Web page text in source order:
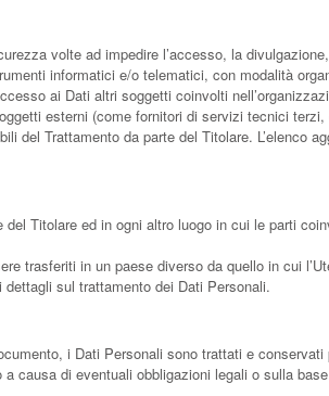
volte ad impedire l’accesso, la
informatici e/o telematici, con modalità
ai Dati altri soggetti coinvolti
esterni (come fornitori di servizi tecnici
del Trattamento da parte del Titolare. L’elenco
Titolare ed in ogni altro luogo in cui le parti
trasferiti in un paese diverso da quello in cui
sul trattamento dei Dati Personali.
i Dati Personali sono trattati e
causa di eventuali obbligazioni legali o sulla